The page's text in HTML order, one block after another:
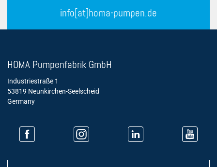
info[at]homa-pumpen.de
HOMA Pumpenfabrik GmbH
Industriestraße 1
53819 Neunkirchen-Seelscheid
Germany